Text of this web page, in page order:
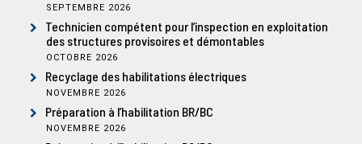
SEPTEMBRE 2026
Technicien compétent pour l’inspection en exploitation
des structures provisoires et démontables
OCTOBRE 2026
Recyclage des habilitations électriques
NOVEMBRE 2026
Préparation à l’habilitation BR/BC
NOVEMBRE 2026